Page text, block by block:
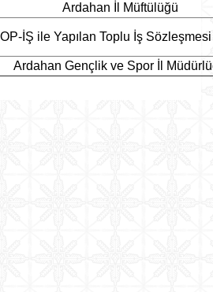
Ardahan İl Müftülüğü
İŞ ile Yapılan Toplu İş
Ardahan Gençlik ve Spor İl